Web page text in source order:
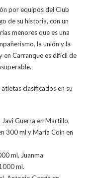
por equipos del Club
de su historia, con un
menores que es una
la unión y la
en Carranque es difícil de
clasificados en su
Javi Guerra en Martillo,
300 ml y María Coín en
ml, Juanma
ml.